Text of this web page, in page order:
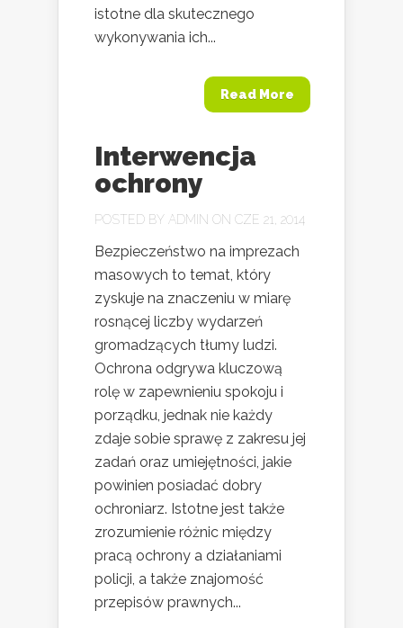
istotne dla skutecznego
wykonywania ich...
Read More
Interwencja
ochrony
POSTED BY ADMIN ON CZE 21, 2014
Bezpieczeństwo na imprezach
masowych to temat, który
zyskuje na znaczeniu w miarę
rosnącej liczby wydarzeń
gromadzących tłumy ludzi.
Ochrona odgrywa kluczową
rolę w zapewnieniu spokoju i
porządku, jednak nie każdy
zdaje sobie sprawę z zakresu jej
zadań oraz umiejętności, jakie
powinien posiadać dobry
ochroniarz. Istotne jest także
zrozumienie różnic między
pracą ochrony a działaniami
policji, a także znajomość
przepisów prawnych...